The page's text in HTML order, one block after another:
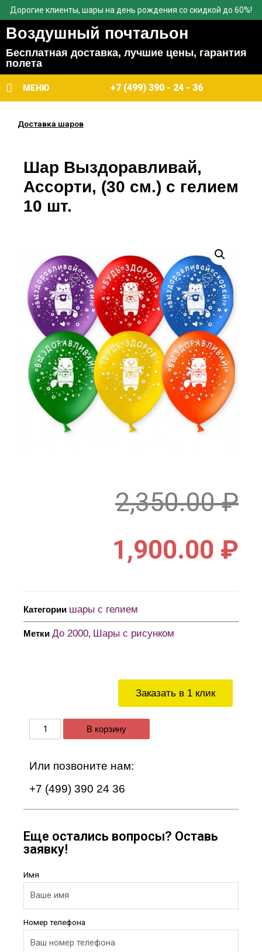
Дорогие клиенты, шары на день рождения со скидкой до 60%!
Воздушный почтальон
Бесплатная доставка, лучшие цены, гарантия
полета
МЕНЮ +7 (499) 390 - 24 - 36
Доставка шаров
Заказать в 1 клик
В корзину
Или позвоните нам:
+7 (499) 390 24 36
Еще остались вопросы? Оставь
заявку!
Имя
Номер телефона
Шар Выздоравливай,
Ассорти, (30 см.) с гелием
10 шт.
2,350.00₽
1,900.00 ₽
Категории шары с гелием
Метки До 2000, Шары с рисунком